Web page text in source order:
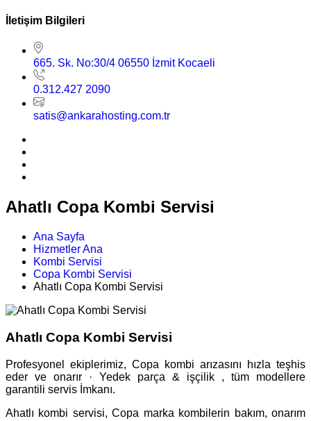
İletişim Bilgileri
665. Sk. No:30/4 06550 İzmit Kocaeli
0.312.427 2090
satis@ankarahosting.com.tr
Ahatlı Copa Kombi Servisi
Ana Sayfa
Hizmetler Ana
Kombi Servisi
Copa Kombi Servisi
Ahatlı Copa Kombi Servisi
Ahatlı Copa Kombi Servisi
Profesyonel ekiplerimiz, Copa kombi arızasını hızla teşhis
eder ve onarır · Yedek parça & işçilik , tüm modellere
garantili servis İmkanı.
Ahatlı kombi servisi, Copa marka kombilerin bakım, onarım